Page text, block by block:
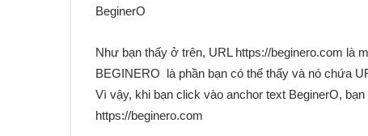
BeginerO
Như bạn thấy ở trên, URL https://beginero.com là
BEGINERO là phần bạn có thể thấy và nó chứa
Vì vậy, khi bạn click vào anchor text BeginerO,
https://beginero.com